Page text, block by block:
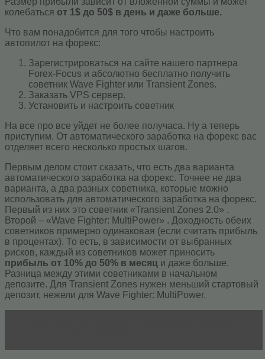
колебаться от 1$ до 50$ в день и даже больше.
Что вам понадобится для того чтобы настроить
автопилот на форекс:
Зарегистрироваться на сайте нашего партнера
Forex-Focus и абсолютно бесплатно получить
советник Wave Fighter или Transient Zones.
Заказать VPS сервер.
Установить и настроить советник
На все про все уйдет не более получаса. Ну а теперь
приступим. От автоматического заработка на форекс вас
отделяет всего несколько простых шагов.
Первым делом стоит сказать, что есть два варианта
автоматического заработка на форекс. Точнее не два
варианта, а два разных советника, которые можно
использовать для автоматического заработка на форекс.
Первый из них это советник «Transient Zones 2.0» .
Второй – «Wave Fighter: MultiPower» . Доходность обеих
советников примерно одинаковая (если считать прибыль
в процентах). То есть, в зависимости от выбранных
рисков, каждый из советников может приносить
прибыль от 10% до 50% в месяц и даже больше.
Разница между этими советниками в начальном
депозите. Для Transient Zones нужен меньший стартовый
депозит, нежели для Wave Fighter: MultiPower.